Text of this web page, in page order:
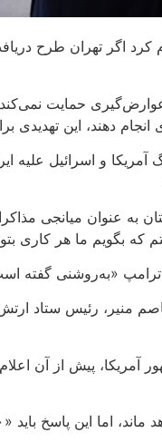
آمریکا، روز پنج‌شنبه ۳۱
حمایت نمی‌کند.
انجام دهند، این
آمریکا و اسرائیل
به عنوان
بگویم ما هر کاری
«به‌روشنی گفته
منیر، رئیس ستاد
پیش از آن اعلام
«۱۰۰ درصد درست و خوب» باشد.